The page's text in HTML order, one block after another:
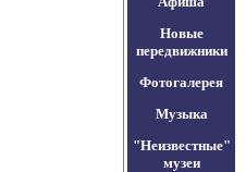
Новые
передвижники
Фотогалерея
Музыка
"Неизвестные"
музеи